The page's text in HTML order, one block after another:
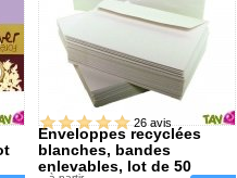
Enveloppes recyclées
blanches, bandes
enlevables, lot de 50
26 avis